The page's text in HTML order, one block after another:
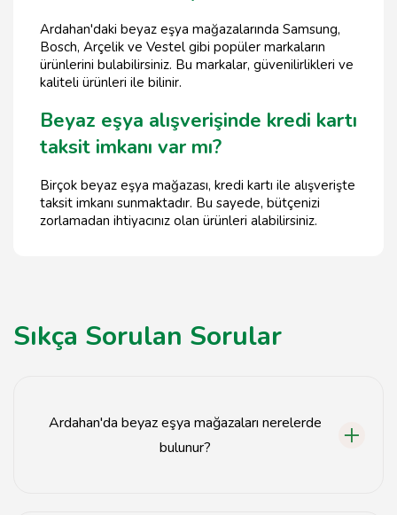
Ardahan'daki beyaz eşya mağazalarında Samsung,
Bosch, Arçelik ve Vestel gibi popüler markaların
ürünlerini bulabilirsiniz. Bu markalar, güvenilirlikleri ve
kaliteli ürünleri ile bilinir.
Beyaz eşya alışverişinde kredi kartı
taksit imkanı var mı?
Birçok beyaz eşya mağazası, kredi kartı ile alışverişte
taksit imkanı sunmaktadır. Bu sayede, bütçenizi
zorlamadan ihtiyacınız olan ürünleri alabilirsiniz.
Sıkça Sorulan Sorular
Ardahan'da beyaz eşya mağazaları nerelerde
bulunur?